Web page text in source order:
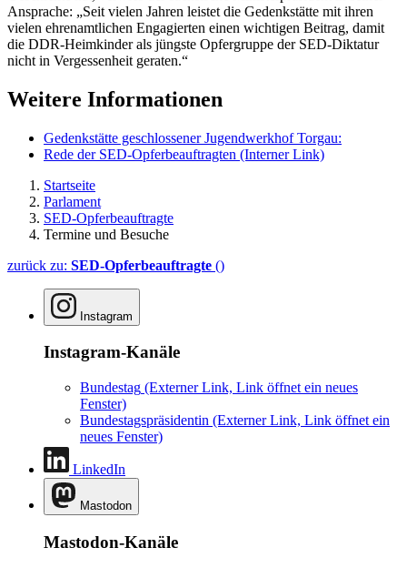
Ansprache: „Seit vielen Jahren leistet die Gedenkstätte mit ihren
vielen ehrenamtlichen Engagierten einen wichtigen Beitrag, damit
die DDR-Heimkinder als jüngste Opfergruppe der SED-Diktatur
nicht in Vergessenheit geraten.“
Weitere Informationen
Gedenkstätte geschlossener Jugendwerkhof Torgau:
Rede der SED-Opferbeauftragten (Interner Link)
Startseite
Parlament
SED-Opferbeauftragte
Termine und Besuche
zurück zu: SED-Opferbeauftragte ()
Instagram
Instagram-Kanäle
Bundestag (Externer Link, Link öffnet ein neues
Fenster)
Bundestagspräsidentin (Externer Link, Link öffnet ein
neues Fenster)
LinkedIn
Mastodon
Mastodon-Kanäle